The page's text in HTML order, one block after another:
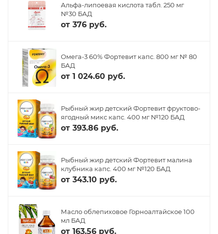
Альфа-липоевая кислота табл. 250 мг
№30 БАД
от 376 руб.
Омега-3 60% Фортевит капс. 800 мг № 80
БАД
от 1 024.60 руб.
Рыбный жир детский Фортевит фруктово-
ягодный микс капс. 400 мг №120 БАД
от 393.86 руб.
Рыбный жир детский Фортевит малина
клубника капс. 400 мг №120 БАД
от 343.10 руб.
Масло облепиховое Горноалтайское 100
мл БАД
от 163.56 руб.